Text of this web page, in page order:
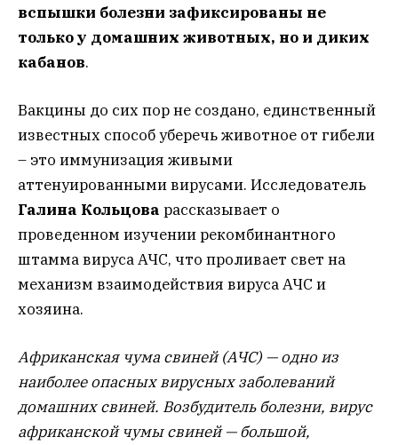
вспышки болезни зафиксированы не
только у домашних животных, но и диких
кабанов.
Вакцины до сих пор не создано, единственный
известных способ уберечь животное от гибели
– это иммунизация живыми
аттенуированными вирусами. Исследователь
Галина Кольцова рассказывает о
проведенном изучении рекомбинантного
штамма вируса АЧС, что проливает свет на
механизм взаимодействия вируса АЧС и
хозяина.
Африканская чума свиней (АЧС) — одно из
наиболее опасных вирусных заболеваний
домашних свиней. Возбудитель болезни, вирус
африканской чумы свиней — большой,